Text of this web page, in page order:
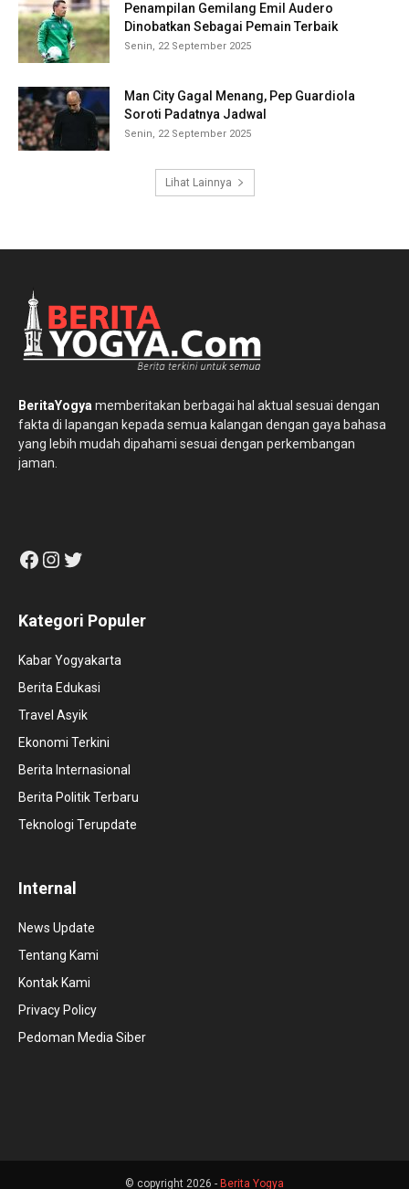
Penampilan Gemilang Emil Audero
Dinobatkan Sebagai Pemain Terbaik
Senin, 22 September 2025
Man City Gagal Menang, Pep Guardiola
Soroti Padatnya Jadwal
Senin, 22 September 2025
Lihat Lainnya
BeritaYogyamemberitakan berbagai hal aktual sesuai dengan
fakta di lapangan kepada semua kalangan dengan gaya bahasa
yang lebih mudah dipahami sesuai dengan perkembangan
jaman.
Facebook
Instagram
Twitter
Kategori Populer
Kabar Yogyakarta
Berita Edukasi
Travel Asyik
Ekonomi Terkini
Berita Internasional
Berita Politik Terbaru
Teknologi Terupdate
Internal
News Update
Tentang Kami
Kontak Kami
Privacy Policy
Pedoman Media Siber
© copyright 2026 - Berita Yogya